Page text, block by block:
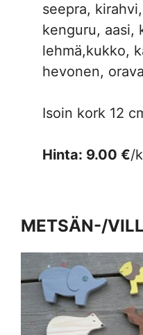
seepra,
kenguru, aasi,
lehmä,kukko,
hevonen,
Isoin kork 12
Hinta: 9.00 €/
METSÄN-/